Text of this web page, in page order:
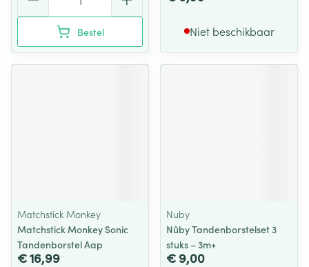
Bestel Niet beschikbaar
Matchstick Monkey
Matchstick Monkey Sonic
Tandenborstel Aap
€ 16,99
Nuby
Nûby Tandenborstelset 3
stuks – 3m+
€ 9,00